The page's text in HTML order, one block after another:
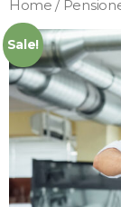
Home /
Sale!